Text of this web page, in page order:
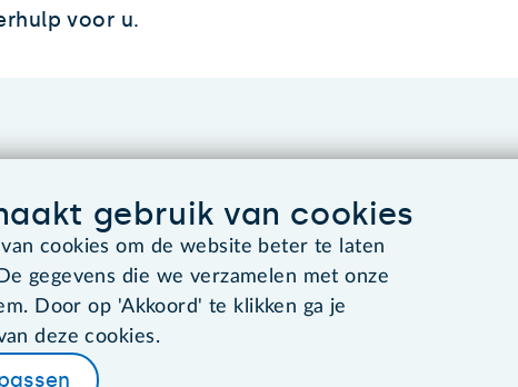
voor u.
gebruik van cookies
cookies om de website beter te laten
gegevens die we verzamelen met onze
Door op 'Akkoord' te klikken ga je
deze cookies.